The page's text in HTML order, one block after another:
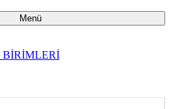
Menü
BİRİMLERİ